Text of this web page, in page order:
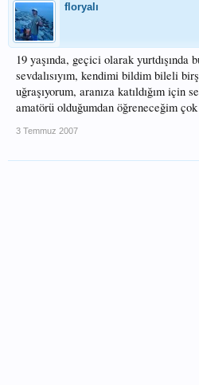
floryalı
19 yaşında, geçici olarak yurtdışında
sevdalısıyım, kendimi bildim bileli
uğraşıyorum, aranıza katıldığım için
amatörü olduğumdan öğreneceğim
3 Temmuz 2007